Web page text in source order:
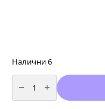
Налични 6
количество
за
Балон
Пес